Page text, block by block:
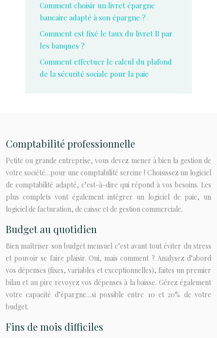
Comment choisir un livret épargne
bancaire adapté à son épargne ?
Comment est fixé le taux du livret B par
les banques ?
Comment effectuer le calcul du plafond
de la sécurité sociale pour la paie
Comptabilité professionnelle
Petite ou grande entreprise, vous devez mener à bien la gestion de
votre société…pour une comptabilité sereine ! Choisissez un logiciel
de comptabilité adapté, c’est-à-dire qui répond à vos besoins. Les
plus complets vont également intégrer un logiciel de paie, un
logiciel de facturation, de caisse et de gestion commerciale.
Budget au quotidien
Bien maîtriser son budget mensuel c’est avant tout éviter du stress
et pouvoir se faire plaisir. Oui, mais comment ? Analysez d’abord
vos dépenses (fixes, variables et exceptionnelles), faites un premier
bilan et au pire revoyez vos dépenses à la baisse. Gérez également
votre capacité d’épargne…si possible entre 10 et 20% de votre
budget.
Fins de mois difficiles